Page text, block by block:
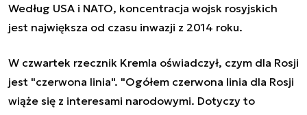
Według USA i NATO, koncentracja wojsk rosyjskich
jest największa od czasu inwazji z 2014 roku.
W czwartek rzecznik Kremla oświadczył, czym dla Rosji
jest "czerwona linia". "Ogółem czerwona linia dla Rosji
wiąże się z interesami narodowymi. Dotyczy to